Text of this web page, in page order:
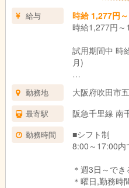
給与
時給 1,277円～
時給1,277円～
試用期間中 時
月)
ー
試用期間：3ヶ
勤務地 大阪府吹田市
最寄駅 阪急千里線 南
勤務時間
■シフト制
8:00～17:00内
＊週3日～で
＊曜日,勤務時